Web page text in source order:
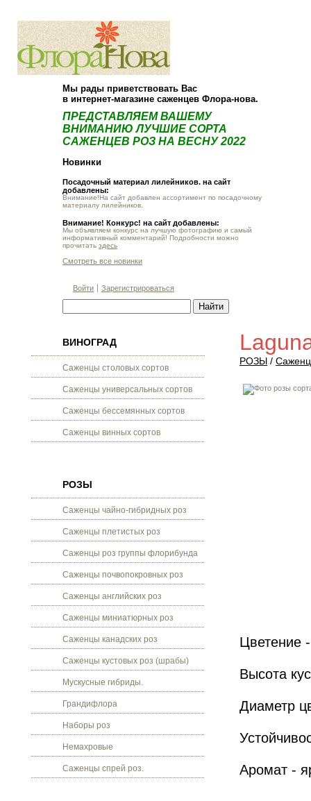
Мы рады приветствовать Вас
в интернет-магазине саженцев Флора-нова.
ПРЕДСТАВЛЯЕМ ВАШЕМУ
ВНИМАНИЮ ЛУЧШИЕ СОРТА
САЖЕНЦЕВ РОЗ НА ВЕСНУ 2022
Новинки
Посадочный материал лилейников. на сайт
добавлены:
Внимание!На сайт добавлен ассортимент по посадочному
материалу лилейников.
Внимание! Конкурс! на сайт добавлены:
Мы объявляем конкурс на лучшую фотографию и самый
информативный комментарий! Подробности можно
прочитать здесь
Смотреть все новинки
Войти Зарегистрироваться
ВИНОГРАД
Саженцы столовых сортов
Саженцы универсальных сортов
Саженцы бессемянных сортов
Саженцы винных сортов
РОЗЫ
Саженцы чайно-гибридных роз
Саженцы плетистых роз
Саженцы роз группы флорибунда
Саженцы почвопокровных роз
Саженцы английских роз
Саженцы миниатюрных роз
Саженцы канадских роз
Саженцы кустовых роз (шрабы)
Мускусные гибриды.
Грандифлора
Наборы роз
Немахровые
Саженцы спрей роз.
РОЗЫ /
Цветение
Высота
Диаметр
Аромат -